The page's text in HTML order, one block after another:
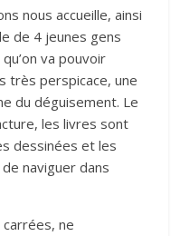
nous accueille, ainsi
de 4 jeunes gens
va pouvoir
très perspicace, une
du déguisement. Le
les livres sont
dessinées et les
naviguer dans
ne